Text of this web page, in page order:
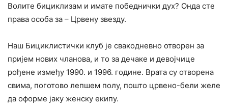
Волите бициклизам и имате победнички дух? Онда сте
права особа за – Црвену звезду.
Наш Бициклистички клуб је свакодневно отворен за
пријем нових чланова, и то за дечаке и девојчице
рођене између 1990. и 1996. године. Врата су отворена
свима, поготово лепшем полу, пошто црвено-бели желе
да оформе јаку женску екипу.